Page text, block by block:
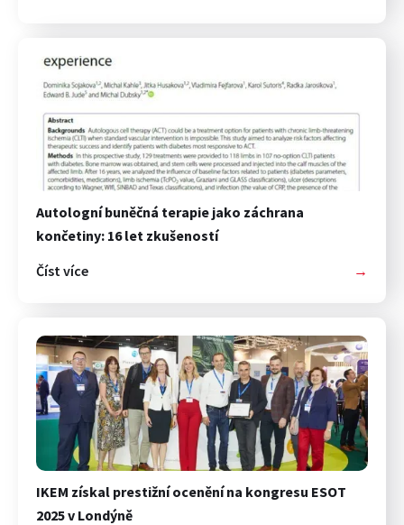
Autologní buněčná terapie jako záchrana
končetiny: 16 let zkušeností
Číst více
→
IKEM získal prestižní ocenění na kongresu ESOT
2025 v Londýně